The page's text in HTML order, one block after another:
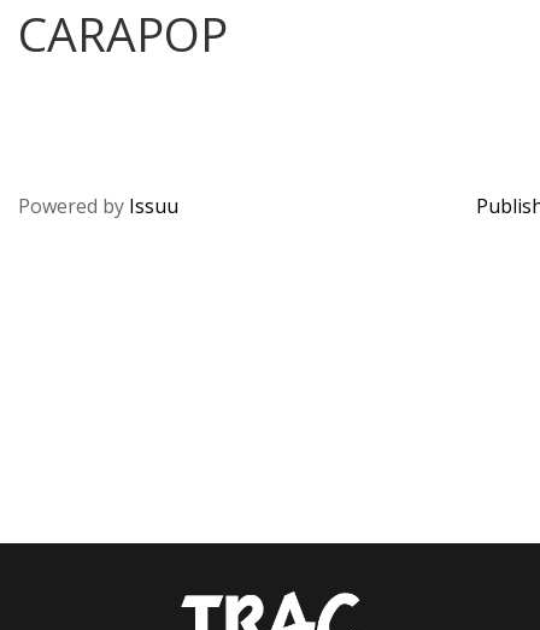
CARAPOP
Powered by Issuu